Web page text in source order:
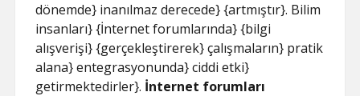
dönemde} inanılmaz derecede} {artmıştır}. Bilim
insanları} {İnternet forumlarında} {bilgi
alışverişi} {gerçekleştirerek} çalışmaların} pratik
alana} entegrasyonunda} ciddi etki}
getirmektedirler}. İnternet forumları